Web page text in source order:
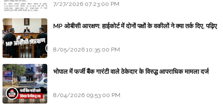
7/27/2026 07:23:00 PM
MP ओबीसी आरक्षण: हाईकोर्ट में दोनों पक्षों के वकीलों ने क्या तर्क दिए, पढ़िए
8/05/2026 10:35:00 PM
भोपाल में फर्जी बैंक गारंटी वाले ठेकेदार के विरुद्ध आपराधिक मामला दर्ज
8/04/2026 09:53:00 PM